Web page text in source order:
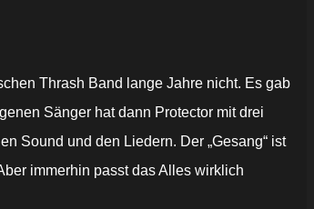
Thrash Band lange Jahre nicht. Es gab
Sänger hat dann Protector mit drei
Sound und den Liedern. Der „Gesang“ ist
immerhin passt das Alles wirklich